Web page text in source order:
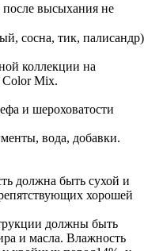
высыхания не
сосна, тик, палисандр)
коллекции на
Color Mix.
и шероховатости
вода, добавки.
должна быть сухой и
хорошей
должны быть
и масла. Влажность